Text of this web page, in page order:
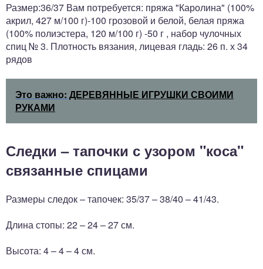
Размер:36/37 Вам потребуется: пряжа "Каро­лина" (100%
акрил, 427 м/100 г)-100 грозовой и белой, белая пряжа
(100% по­лиэстера, 120 м/100 г) -50 г , набор чулочных
спиц № 3. Плотность вязания, лицевая гладь: 26 п. х 34
рядов
Это важно: ДЕРЕВЯННЫЕ ИГРУШКИ СВОИМИ
РУКАМИ
Следки – тапочки с узором "коса"
связанные спицами
Размеры следок – тапочек: 35/37 – 38/40 – 41/43.
Длина стопы: 22 – 24 – 27 см.
Высота: 4 – 4 – 4 см.